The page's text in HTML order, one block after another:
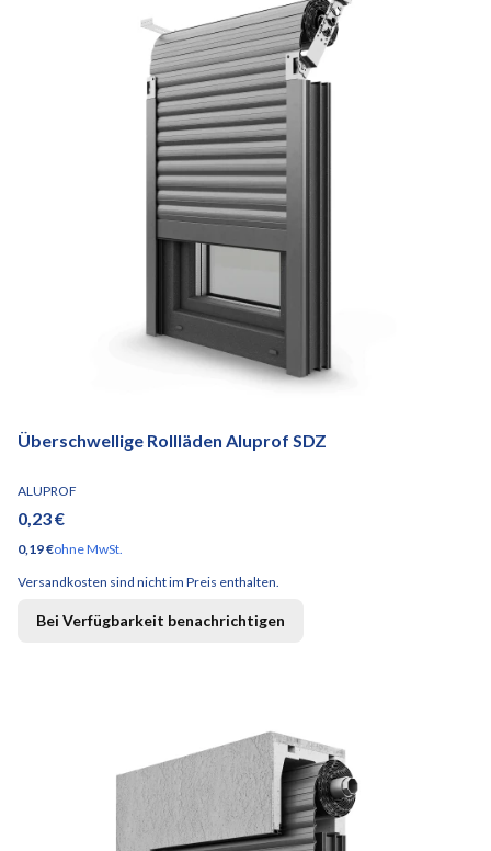
Überschwellige Rollläden Aluprof SDZ
HERSTELLER
ALUPROF
Preis
0,23 €
Preis
0,19 €ohne MwSt.
Versandkosten sind nicht im Preis enthalten.
Bei Verfügbarkeit benachrichtigen